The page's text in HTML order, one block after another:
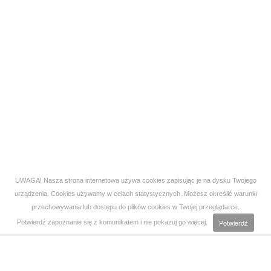
UWAGA! Nasza strona internetowa używa cookies zapisując je na dysku Twojego
urządzenia. Cookies używamy w celach statystycznych. Możesz określić warunki
przechowywania lub dostępu do plików cookies w Twojej przeglądarce.
Potwierdź zapoznanie się z komunikatem i nie pokazuj go więcej.